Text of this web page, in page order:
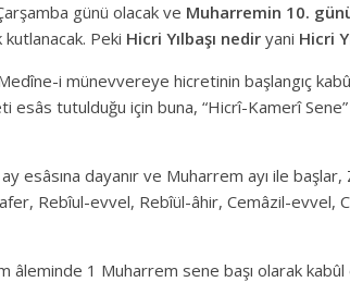
günü olacak ve Muharremin 10.
kutlanacak. Peki Hicri Yılbaşı nedir yani Hicri
i münevvereye hicretinin başlangıç
esâs tutulduğu için buna, “Hicrî-Kamerî
esâsına dayanır ve Muharrem ayı ile başlar,
Rebîul-evvel, Rebîül-âhir, Cemâzil-evvel,
âleminde 1 Muharrem sene başı olarak